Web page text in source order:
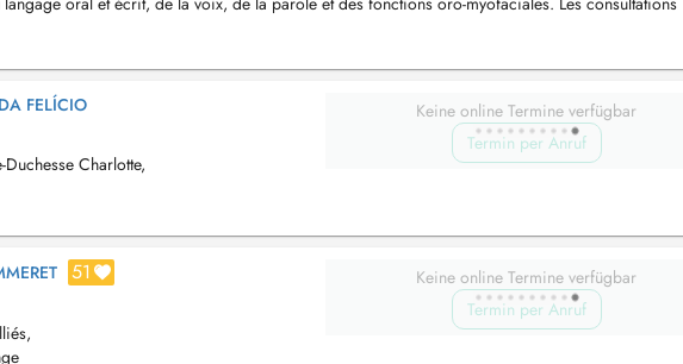
enfants, adolescents e...
FELÍCIO
Charlotte,
Keine online Termine verfügbar
Termin per Anruf
51
Keine online Termine verfügbar
Termin per Anruf